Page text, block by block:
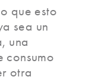
que esto
sea un
una
consumo
otra